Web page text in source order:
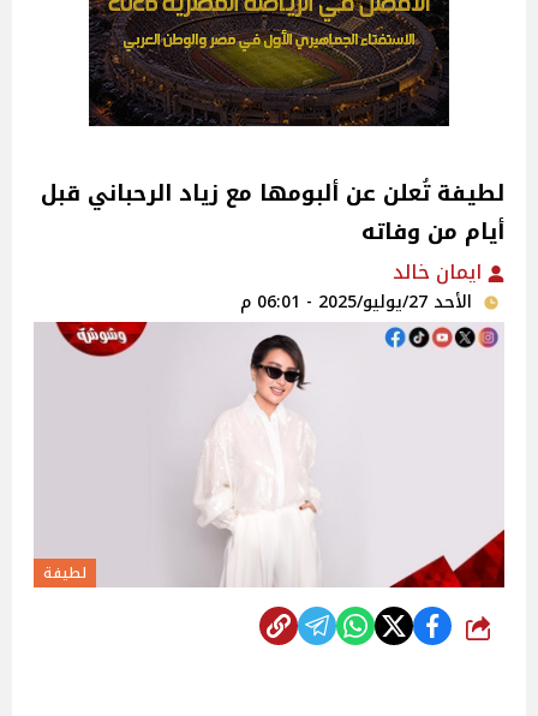
لطيفة تُعلن عن ألبومها مع زياد الرحباني قبل
أيام من وفاته
ايمان خالد
الأحد 27/يوليو/2025 - 06:01 م
لطيفة
شارك